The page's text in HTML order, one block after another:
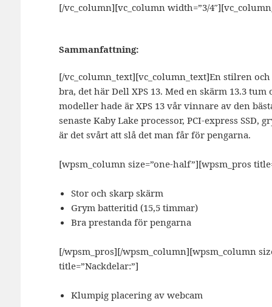
[/vc_column][vc_column width=”3/
Sammanfattning:
[/vc_column_text][vc_column_text]En stilren
bra, det här Dell XPS 13. Med en skärm 13.3
modeller hade är XPS 13 vår vinnare av den
senaste Kaby Lake processor, PCI-express
är det svårt att slå det man får för pengarna.
[wpsm_column size=”one-half”][wpsm_pros
Stor och skarp skärm
Grym batteritid (15,5 timmar)
Bra prestanda för pengarna
[/wpsm_pros][/wpsm_column][wpsm_column
title=”Nackdelar:”]
Klumpig placering av webcam